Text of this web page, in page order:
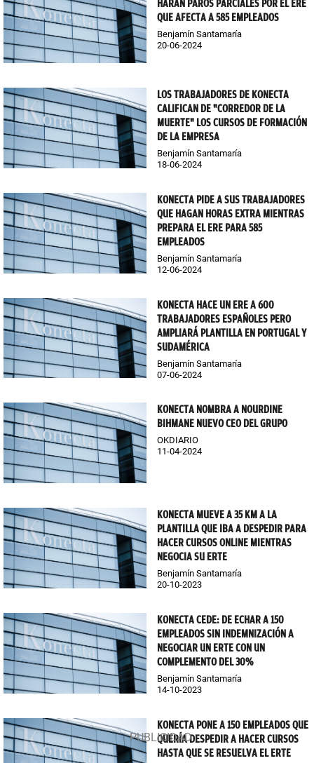
HARÁN PAROS PARCIALES POR EL ERE
QUE AFECTA A 585 EMPLEADOS
Benjamín Santamaría
20-06-2024
LOS TRABAJADORES DE KONECTA
CALIFICAN DE "CORREDOR DE LA
MUERTE" LOS CURSOS DE FORMACIÓN
DE LA EMPRESA
Benjamín Santamaría
18-06-2024
KONECTA PIDE A SUS TRABAJADORES
QUE HAGAN HORAS EXTRA MIENTRAS
PREPARA EL ERE PARA 585
EMPLEADOS
Benjamín Santamaría
12-06-2024
KONECTA HACE UN ERE A 600
TRABAJADORES ESPAÑOLES PERO
AMPLIARÁ PLANTILLA EN PORTUGAL Y
SUDAMÉRICA
Benjamín Santamaría
07-06-2024
KONECTA NOMBRA A NOURDINE
BIHMANE NUEVO CEO DEL GRUPO
OKDIARIO
11-04-2024
KONECTA MUEVE A 35 KM A LA
PLANTILLA QUE IBA A DESPEDIR PARA
HACER CURSOS ONLINE MIENTRAS
NEGOCIA SU ERTE
Benjamín Santamaría
20-10-2023
KONECTA CEDE: DE ECHAR A 150
EMPLEADOS SIN INDEMNIZACIÓN A
NEGOCIAR UN ERTE CON UN
COMPLEMENTO DEL 30%
Benjamín Santamaría
14-10-2023
KONECTA PONE A 150 EMPLEADOS QUE
QUERÍA DESPEDIR A HACER CURSOS
HASTA QUE SE RESUELVA EL ERTE